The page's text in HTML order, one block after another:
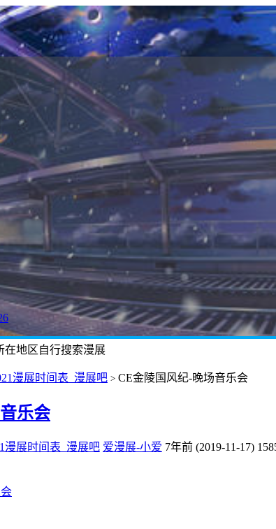
在地区自行搜索漫展
漫展时间表_漫展吧 > CE金陵国风纪-晚场音乐会
乐会
漫展时间表_漫展吧 爱漫展-小爱 7年前 (2019-11-17)